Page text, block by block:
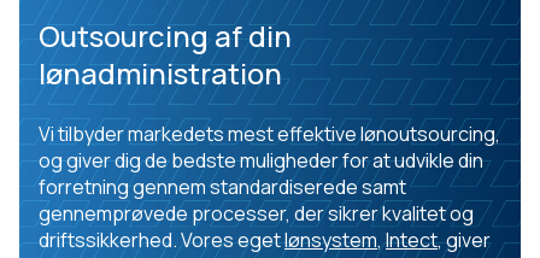
Outsourcing af din
lønadministration
Vi tilbyder markedets mest effektive lønoutsourcing,
og giver dig de bedste muligheder for at udvikle din
forretning gennem standardiserede samt
gennemprøvede processer, der sikrer kvalitet og
driftssikkerhed. Vores egetlønsystem,Intect, giver